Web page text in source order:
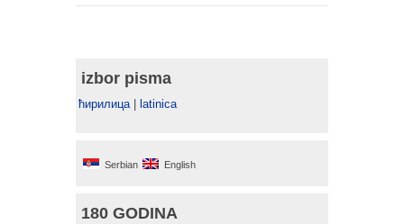
izbor pisma
ћирилица| latinica
Serbian English
180 GODINA